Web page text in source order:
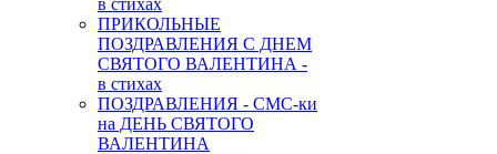
ПРИКОЛЬНЫЕ
ПОЗДРАВЛЕНИЯ С ДНЕМ
СВЯТОГО ВАЛЕНТИНА -
в стихах
ПОЗДРАВЛЕНИЯ - СМС-ки
на ДЕНЬ СВЯТОГО
ВАЛЕНТИНА